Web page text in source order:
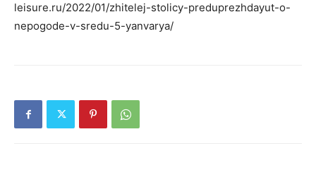
leisure.ru/2022/01/zhitelej-stolicy-preduprezhdayut-o-
nepogode-v-sredu-5-yanvarya/